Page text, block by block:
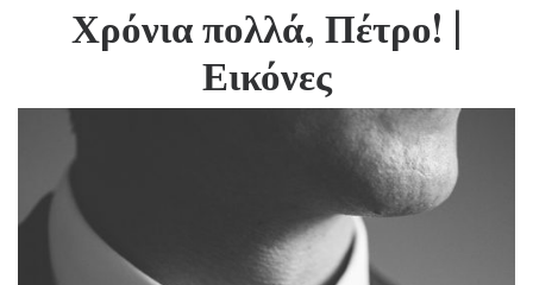
Χρόνια πολλά, Πέτρο! |
Εικόνες